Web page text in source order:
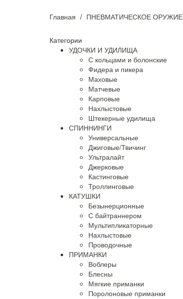
Главная ПНЕВМАТИЧЕСКОЕ ОРУЖИЕ
Категории
УДОЧКИ И УДИЛИЩА
С кольцами и болонские
Фидера и пикера
Маховые
Матчевые
Карповые
Нахлыстовые
Штекерные удилища
СПИННИНГИ
Универсальные
Джиговые/Твичинг
Ультралайт
Джерковые
Кастинговые
Троллинговые
КАТУШКИ
Безынерционные
С байтраннером
Мультипликаторные
Нахлыстовые
Проводочные
ПРИМАНКИ
Воблеры
Блесны
Мягкие приманки
Поролоновые приманки